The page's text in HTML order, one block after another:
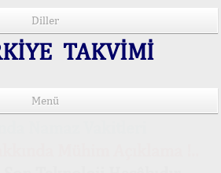
Diller
TAKVİMİ
Menü